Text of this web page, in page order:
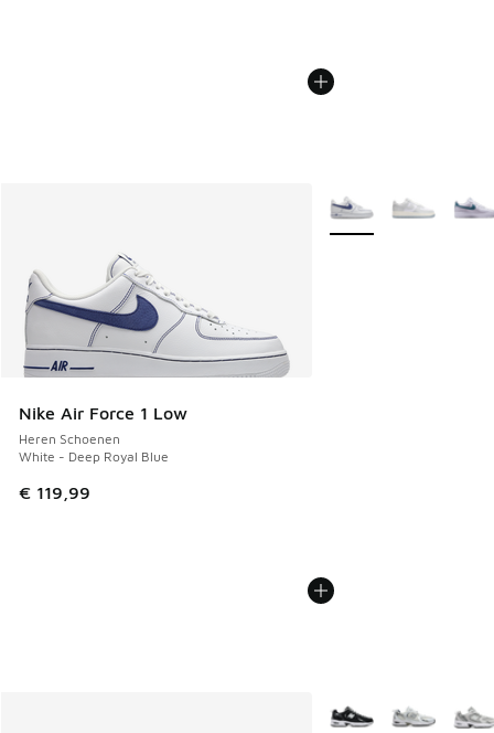
Nike Air Force 1 Low
Heren Schoenen
White - Deep Royal Blue
€ 119,99
Meer kleuren
Meer kleuren